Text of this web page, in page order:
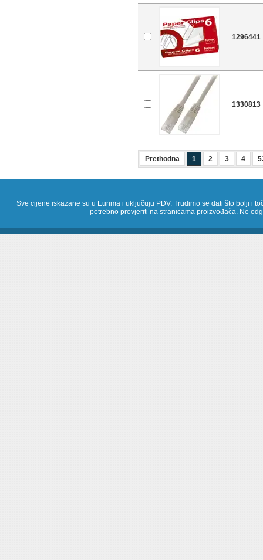
1296441
1330813
Prethodna 1 2 3 4
Sve cijene iskazane su u Eurima i uključuju PDV. Trudimo se dati što bolji i
potrebno provjeriti na stranicama proizvođača. Ne